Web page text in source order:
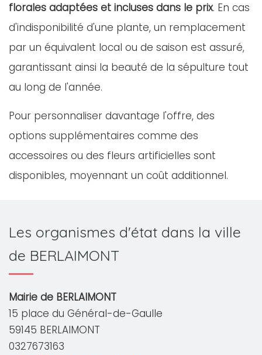
florales adaptées et incluses dans le prix. En cas
d'indisponibilité d'une plante, un remplacement
par un équivalent local ou de saison est assuré,
garantissant ainsi la beauté de la sépulture tout
au long de l'année.
Pour personnaliser davantage l'offre, des
options supplémentaires comme des
accessoires ou des fleurs artificielles sont
disponibles, moyennant un coût additionnel.
Les organismes d'état dans la ville
de BERLAIMONT
Mairie de BERLAIMONT
15 place du Général-de-Gaulle
59145 BERLAIMONT
0327673163